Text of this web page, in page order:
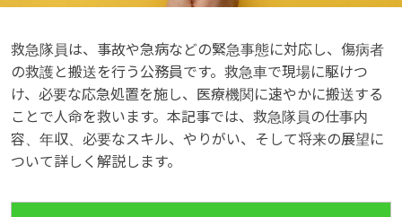
救急隊員は、事故や急病などの緊急事態に対応し、傷病者
の救護と搬送を行う公務員です。救急車で現場に駆けつ
け、必要な応急処置を施し、医療機関に速やかに搬送する
ことで人命を救います。本記事では、救急隊員の仕事内
容、年収、必要なスキル、やりがい、そして将来の展望に
ついて詳しく解説します。